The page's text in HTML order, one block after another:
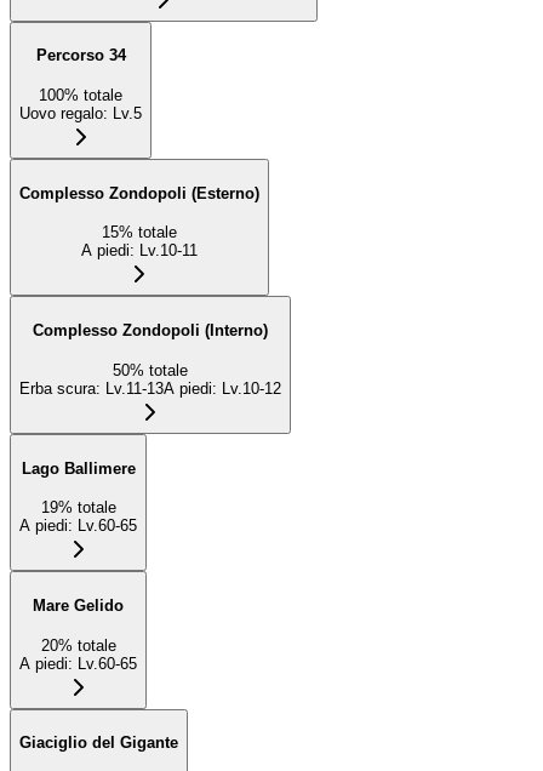
Percorso 34
100% totale
Uovo regalo: Lv.5
Complesso Zondopoli (Esterno)
15% totale
A piedi: Lv.10-11
Complesso Zondopoli (Interno)
50% totale
Erba scura: Lv.11-13A piedi: Lv.10-12
Lago Ballimere
19% totale
A piedi: Lv.60-65
Mare Gelido
20% totale
A piedi: Lv.60-65
Giaciglio del Gigante